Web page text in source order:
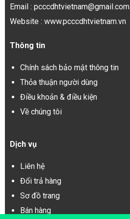
Email : pcccdhtvietnam@gmail.com
Website : www.pcccdhtvietnam.vn
Thông tin
Chính sách bảo mật thông tin
Thỏa thuận người dùng
Điều khoản & điều kiện
Về chúng tôi
Dịch vụ
Liên hệ
Đổi trả hàng
Sơ đồ trang
Bán hàng